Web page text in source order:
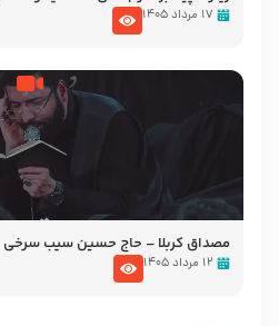
۱۷ مرداد ۱۴۰۵
مصداق کربلا – حاج حسین سیب سرخی
۱۲ مرداد ۱۴۰۵